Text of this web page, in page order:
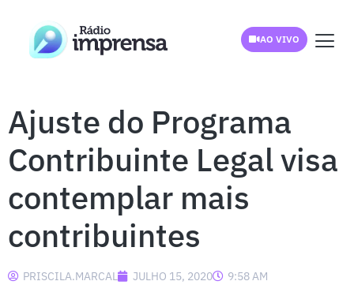
AO VIVO
Ajuste do Programa
Contribuinte Legal visa
contemplar mais
contribuintes
PRISCILA.MARCAL JULHO 15, 2020 9:58 AM